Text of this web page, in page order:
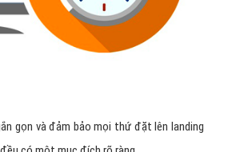
gọn và đảm bảo mọi thứ đặt lên landing